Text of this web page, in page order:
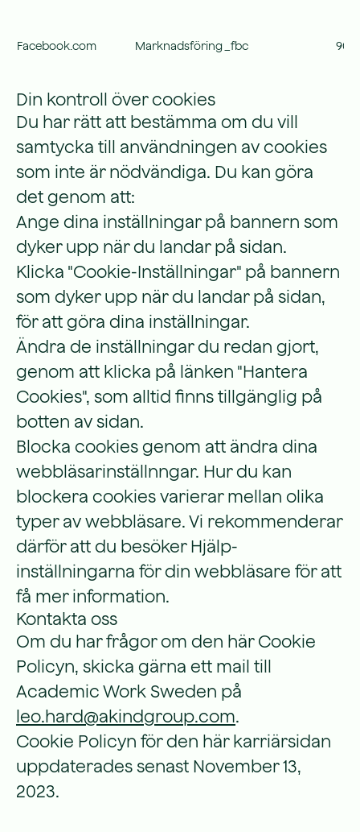
Facebook.com Marknadsföring _fbc 90
Din kontroll över cookies
Du har rätt att bestämma om du vill
samtycka till användningen av cookies
som inte är nödvändiga. Du kan göra
det genom att:
Ange dina inställningar på bannern som
dyker upp när du landar på sidan.
Klicka "Cookie-Inställningar" på bannern
som dyker upp när du landar på sidan,
för att göra dina inställningar.
Ändra de inställningar du redan gjort,
genom att klicka på länken "Hantera
Cookies", som alltid finns tillgänglig på
botten av sidan.
Blocka cookies genom att ändra dina
webbläsarinställnngar. Hur du kan
blockera cookies varierar mellan olika
typer av webbläsare. Vi rekommenderar
därför att du besöker Hjälp-
inställningarna för din webbläsare för att
få mer information.
Kontakta oss
Om du har frågor om den här Cookie
Policyn, skicka gärna ett mail till
Academic Work Sweden på
leo.hard@akindgroup.com.
Cookie Policyn för den här karriärsidan
uppdaterades senast November 13,
2023.